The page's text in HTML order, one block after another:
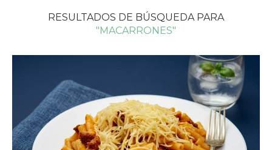
RESULTADOS DE BÚSQUEDA PARA
"MACARRONES"